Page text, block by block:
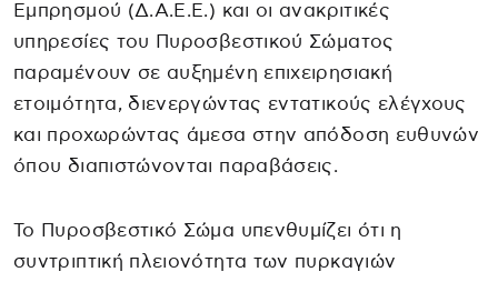
Εμπρησμού (Δ.Α.Ε.Ε.) και οι ανακριτικές
υπηρεσίες του Πυροσβεστικού Σώματος
παραμένουν σε αυξημένη επιχειρησιακή
ετοιμότητα, διενεργώντας εντατικούς ελέγχους
και προχωρώντας άμεσα στην απόδοση ευθυνών
όπου διαπιστώνονται παραβάσεις.
Το Πυροσβεστικό Σώμα υπενθυμίζει ότι η
συντριπτική πλειονότητα των πυρκαγιών